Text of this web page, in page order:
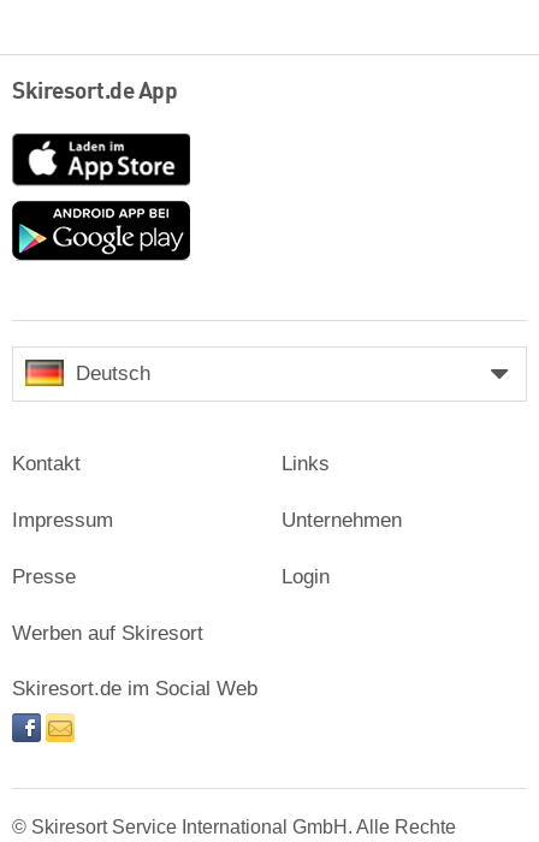
Skiresort.de App
App
Store
Google
Deutsch
Kontakt
Impressum
Presse
Links
Unternehmen
Login
Werben auf Skiresort
Skiresort.de im Social Web
facebooknewsletter
© Skiresort Service International GmbH. Alle Rechte